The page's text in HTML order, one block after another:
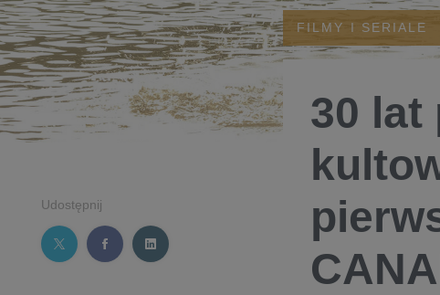
Udostępnij
FILMY I SERIALE
30 lat